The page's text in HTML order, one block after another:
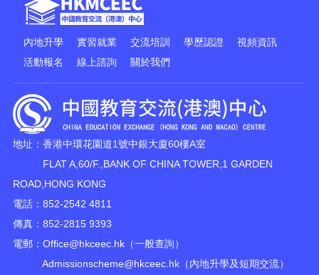
內地升學 實習就業 交流培訓 學歷認證
視頻資訊
活動報名
線上諮詢 關於我們
地址：香港中環花園道1號中銀大廈60樓A室
FLAT A,60/F.,BANK OF CHINA TOWER,1 GARDEN
ROAD,HONG KONG
電話：852-2542 4811
傳真：852-2815 9393
電郵： Office@hkceec.hk（一般查詢）
Admissionscheme@hkceec.hk（內地升學及短期交流）